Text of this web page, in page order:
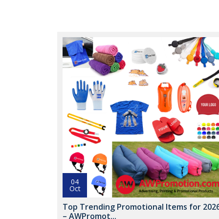
04
Oct
Top Trending Promotional Items for
– AWPromot...